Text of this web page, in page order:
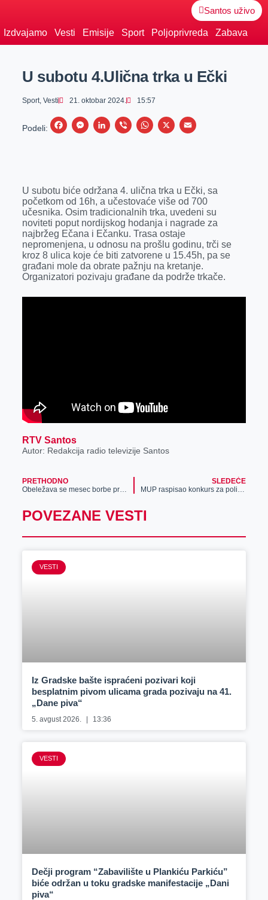
Santos uživo
Izdvajamo Vesti Emisije Sport Poljoprivreda Zabava
U subotu 4.Ulična trka u Ečki
Sport, Vesti 21. oktobar 2024. 15:57
Podeli:
F
b
o
o
k
M
e
n
g
e
r
L
e
d
I
n
V
r
W
s
A
p
p
X
E
l
U subotu biće održana 4. ulična trka u Ečki, sa
početkom od 16h, a učestovaće više od 700
učesnika. Osim tradicionalnih trka, uvedeni su
noviteti poput nordijskog hodanja i nagrade za
najbržeg Ečana i Ečanku. Trasa ostaje
nepromenjena, u odnosu na prošlu godinu, trči se
kroz 8 ulica koje će biti zatvorene u 15.45h, pa se
građani mole da obrate pažnju na kretanje.
Organizatori pozivaju građane da podrže trkače.
RTV Santos
Autor: Redakcija radio televizije Santos
PRETHODNO
Obeležava se mesec borbe protiv raka dojke
SLEDEĆE
POVEZANE VESTI
VESTI
Iz Gradske bašte ispraćeni pozivari koji
besplatnim pivom ulicama grada pozivaju na 41.
„Dane piva“
5. avgust 2026. 13:36
VESTI
Dečji program “Zabavilište u Plankiću Parkiću”
biće održan u toku gradske manifestacije „Dani
piva“